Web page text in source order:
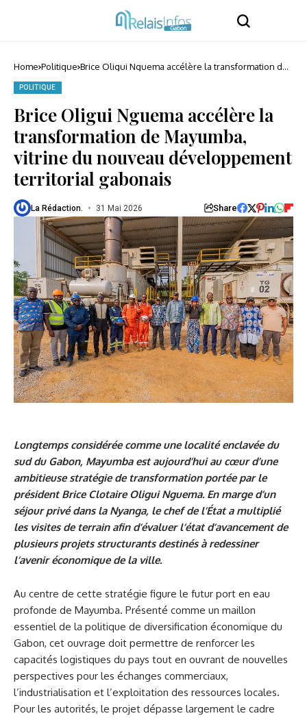
Home Politique Brice Oligui Nguema accélère la transformation de
POLITIQUE
Brice Oligui Nguema accélère la
transformation de Mayumba,
vitrine du nouveau développement
territorial gabonais
La Rédaction. 31 Mai 2026 Share
Longtemps considérée comme une localité enclavée du
sud du Gabon, Mayumba est aujourd’hui au cœur d’une
ambitieuse stratégie de transformation portée par le
président Brice Clotaire Oligui Nguema. En marge d’un
séjour privé dans la Nyanga, le chef de l’État a multiplié
les visites de terrain afin d’évaluer l’état d’avancement de
plusieurs projets structurants destinés à redessiner
l’avenir économique de la ville.
Au centre de cette stratégie figure le futur port en eau
profonde de Mayumba. Présenté comme un maillon
essentiel de la politique de diversification économique du
Gabon, cet ouvrage doit permettre de renforcer les
capacités logistiques du pays tout en ouvrant de nouvelles
perspectives pour les échanges commerciaux,
l’industrialisation et l’exploitation des ressources locales.
Pour les autorités, le projet dépasse largement le cadre